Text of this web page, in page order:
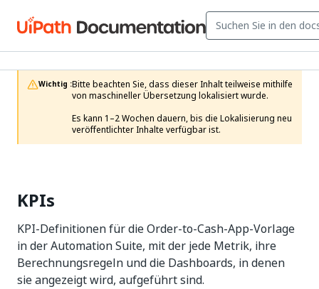
Wichtig :Bitte beachten Sie, dass dieser Inhalt teilweise mithilfe
von maschineller Übersetzung lokalisiert wurde.
Es kann 1–2 Wochen dauern, bis die Lokalisierung neu
veröffentlichter Inhalte verfügbar ist.
KPIs
KPI-Definitionen für die Order-to-Cash-App-Vorlage
in der Automation Suite, mit der jede Metrik, ihre
Berechnungsregeln und die Dashboards, in denen
sie angezeigt wird, aufgeführt sind.